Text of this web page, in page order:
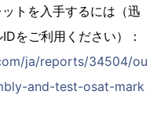
トを入手するには（迅
をご利用ください）：
ja/reports/34504/ou
and-test-osat-mark